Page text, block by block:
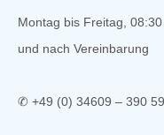
Montag bis Freitag,
und nach Vereinbarung
✆ +49 (0) 34609 – 390